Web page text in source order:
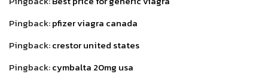
Pingback:pfizer viagra canada
Pingback:crestor united states
Pingback:cymbalta 20mg usa